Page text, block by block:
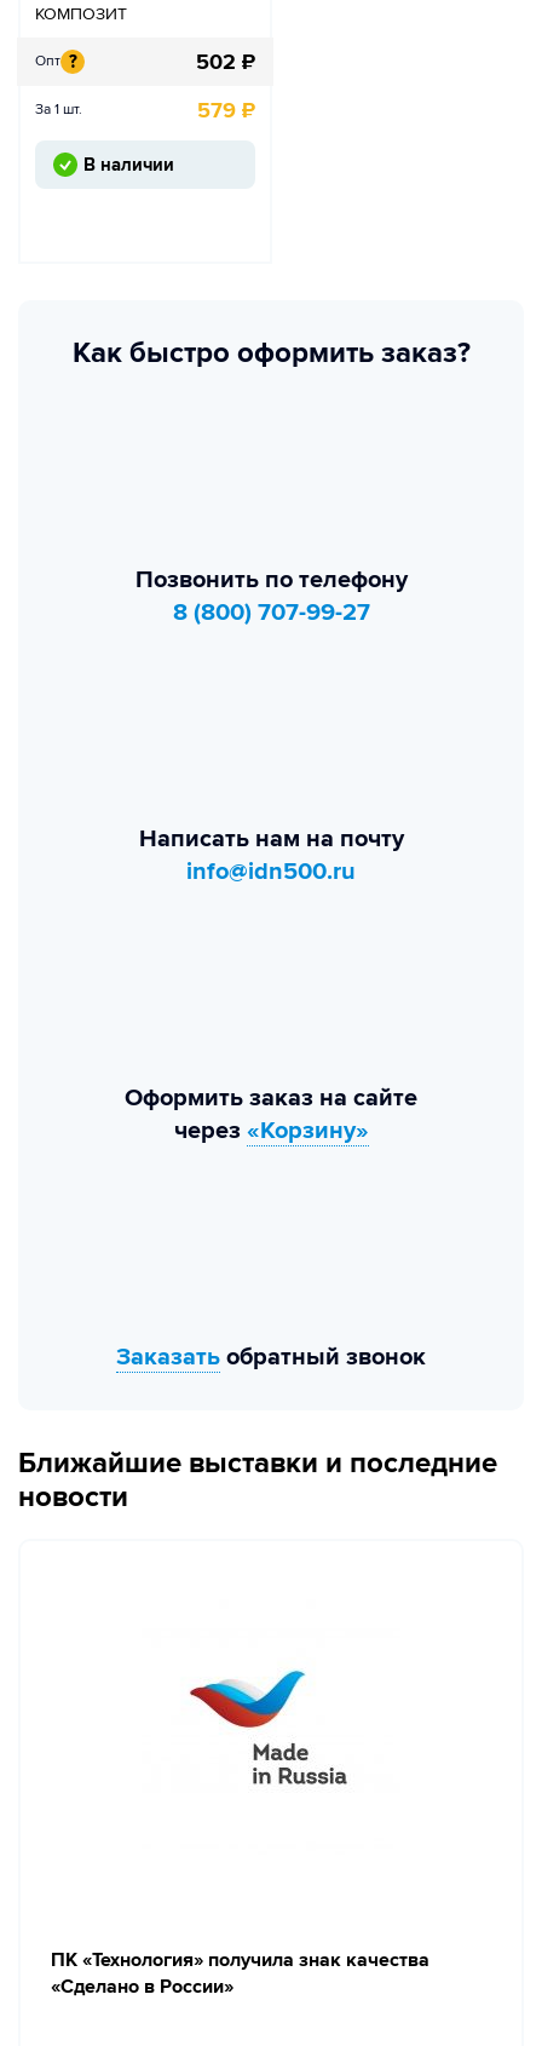
КОМПОЗИТ
Опт ? 502 ₽
За 1 шт. 579 ₽
В наличии
Как быстро оформить заказ?
Позвонить по телефону
8 (800) 707-99-27
Написать нам на почту
info@idn500.ru
Оформить заказ на сайте
через «Корзину»
Заказать обратный звонок
Ближайшие выставки и последние
новости
ПК «Технология» получила знак качества
«Сделано в России»